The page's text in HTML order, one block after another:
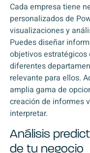
Cada empresa tiene
personalizados de
visualizaciones y
Puedes diseñar
objetivos estratégicos
diferentes
relevante para ellos.
amplia gama de
creación de informes
interpretar.
Análisis
de tu negocio